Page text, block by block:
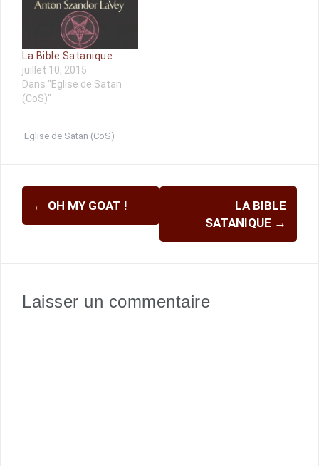
La Bible Satanique
juillet 10, 2015
Dans "Eglise de Satan
(CoS)"
Eglise de Satan (CoS)
Navigation
d'article
← OH MY GOAT !
LA BIBLE
SATANIQUE →
Laisser un commentaire